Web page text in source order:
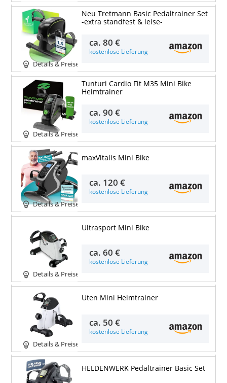
Details & Preise
Neu Tretmann Basic Pedaltrainer Set
-extra standfest & leise-
ca.80 €
kostenlose Lieferung
Details & Preise
Tunturi Cardio Fit M35 Mini Bike
Heimtrainer
ca.90 €
kostenlose Lieferung
Details & Preise
maxVitalis Mini Bike
ca. 120 €
kostenlose Lieferung
Details & Preise
Ultrasport Mini Bike
ca.60 €
kostenlose Lieferung
Details & Preise
Uten Mini Heimtrainer
ca. 50 €
kostenlose Lieferung
HELDENWERK Pedaltrainer Basic Set